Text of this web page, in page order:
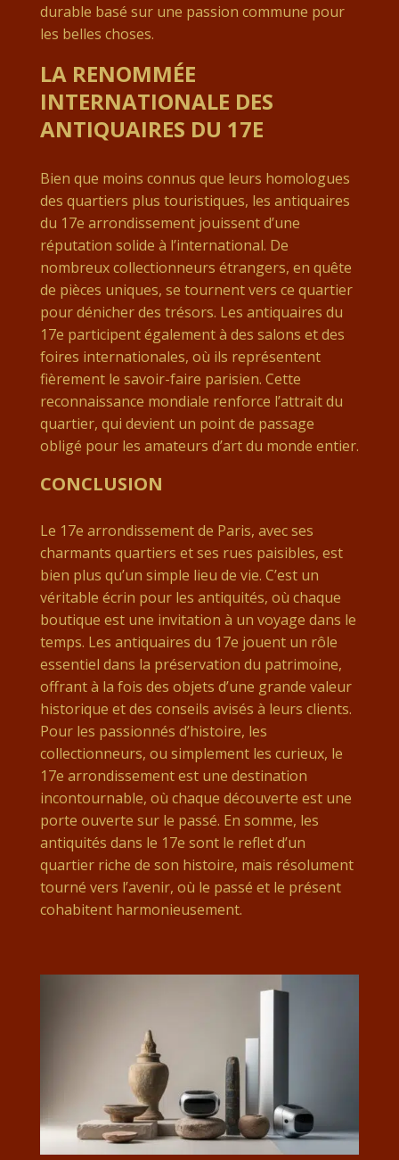
durable basé sur une passion commune pour
les belles choses.
LA RENOMMÉE
INTERNATIONALE DES
ANTIQUAIRES DU 17E
Bien que moins connus que leurs homologues
des quartiers plus touristiques, les antiquaires
du 17e arrondissement jouissent d’une
réputation solide à l’international. De
nombreux collectionneurs étrangers, en quête
de pièces uniques, se tournent vers ce quartier
pour dénicher des trésors. Les antiquaires du
17e participent également à des salons et des
foires internationales, où ils représentent
fièrement le savoir-faire parisien. Cette
reconnaissance mondiale renforce l’attrait du
quartier, qui devient un point de passage
obligé pour les amateurs d’art du monde entier.
CONCLUSION
Le 17e arrondissement de Paris, avec ses
charmants quartiers et ses rues paisibles, est
bien plus qu’un simple lieu de vie. C’est un
véritable écrin pour les antiquités, où chaque
boutique est une invitation à un voyage dans le
temps. Les antiquaires du 17e jouent un rôle
essentiel dans la préservation du patrimoine,
offrant à la fois des objets d’une grande valeur
historique et des conseils avisés à leurs clients.
Pour les passionnés d’histoire, les
collectionneurs, ou simplement les curieux, le
17e arrondissement est une destination
incontournable, où chaque découverte est une
porte ouverte sur le passé. En somme, les
antiquités dans le 17e sont le reflet d’un
quartier riche de son histoire, mais résolument
tourné vers l’avenir, où le passé et le présent
cohabitent harmonieusement.